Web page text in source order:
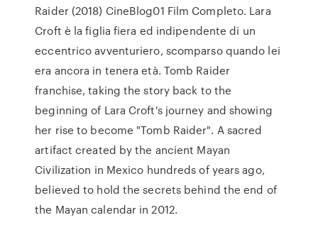
Raider (2018) CineBlog01 Film Completo. Lara
Croft è la figlia fiera ed indipendente di un
eccentrico avventuriero, scomparso quando lei
era ancora in tenera età. Tomb Raider
franchise, taking the story back to the
beginning of Lara Croft's journey and showing
her rise to become "Tomb Raider". A sacred
artifact created by the ancient Mayan
Civilization in Mexico hundreds of years ago,
believed to hold the secrets behind the end of
the Mayan calendar in 2012.